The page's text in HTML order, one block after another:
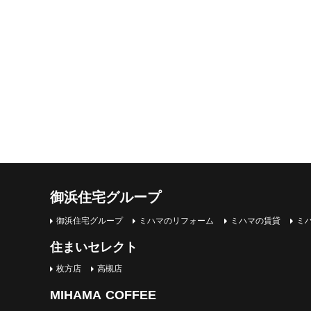
御浜住宅グループ
御浜住宅グループ ミハマのリフォーム ミハマの賃貸 ミ
住まいセレクト
枚方店 高槻店
MIHAMA COFFEE